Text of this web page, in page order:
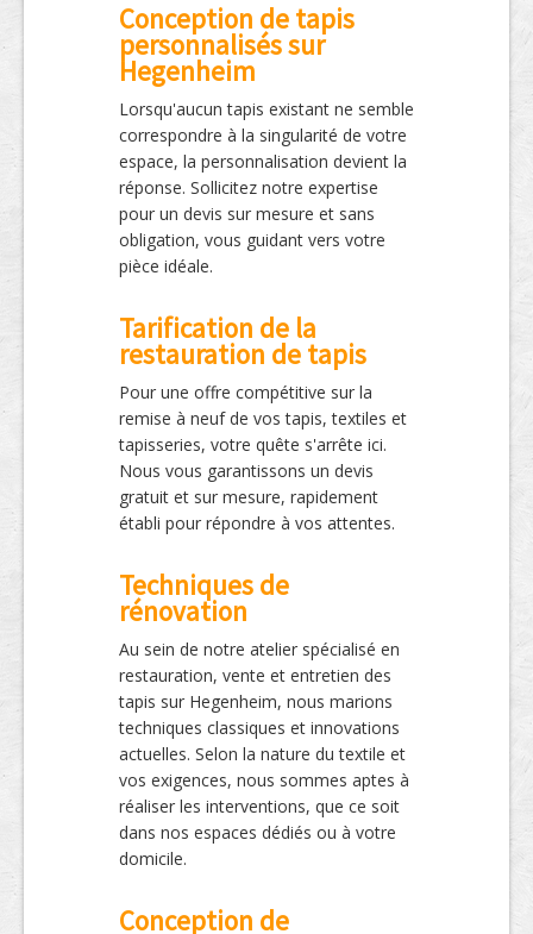
Conception de tapis
personnalisés sur
Hegenheim
Lorsqu'aucun tapis existant ne semble
correspondre à la singularité de votre
espace, la personnalisation devient la
réponse. Sollicitez notre expertise
pour un devis sur mesure et sans
obligation, vous guidant vers votre
pièce idéale.
Tarification de la
restauration de tapis
Pour une offre compétitive sur la
remise à neuf de vos tapis, textiles et
tapisseries, votre quête s'arrête ici.
Nous vous garantissons un devis
gratuit et sur mesure, rapidement
établi pour répondre à vos attentes.
Techniques de
rénovation
Au sein de notre atelier spécialisé en
restauration, vente et entretien des
tapis sur Hegenheim, nous marions
techniques classiques et innovations
actuelles. Selon la nature du textile et
vos exigences, nous sommes aptes à
réaliser les interventions, que ce soit
dans nos espaces dédiés ou à votre
domicile.
Conception de